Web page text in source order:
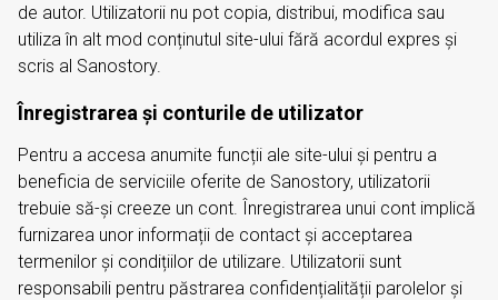
de autor. Utilizatorii nu pot copia, distribui, modifica sau
utiliza în alt mod conținutul site-ului fără acordul expres și
scris al Sanostory.
Înregistrarea și conturile de utilizator
Pentru a accesa anumite funcții ale site-ului și pentru a
beneficia de serviciile oferite de Sanostory, utilizatorii
trebuie să-și creeze un cont. Înregistrarea unui cont implică
furnizarea unor informații de contact și acceptarea
termenilor și condițiilor de utilizare. Utilizatorii sunt
responsabili pentru păstrarea confidențialității parolelor și